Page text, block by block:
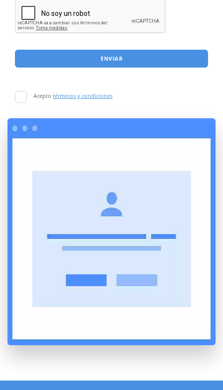
ENVIAR
Acepto términos y condiciones